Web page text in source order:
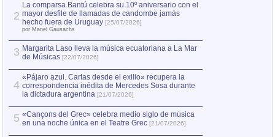
2
La comparsa Bantú celebra su 10º aniversario con el
mayor desfile de llamadas de candombe jamás
hecho fuera de Uruguay [25/07/2026]
por Manel Gausachs
3 Margarita Laso lleva la música ecuatoriana a La Mar
de Músicas [22/07/2026]
4
«Pájaro azul. Cartas desde el exilio» recupera la
correspondencia inédita de Mercedes Sosa durante
la dictadura argentina [21/07/2026]
5 «Cançons del Grec» celebra medio siglo de música
en una noche única en el Teatre Grec [21/07/2026]